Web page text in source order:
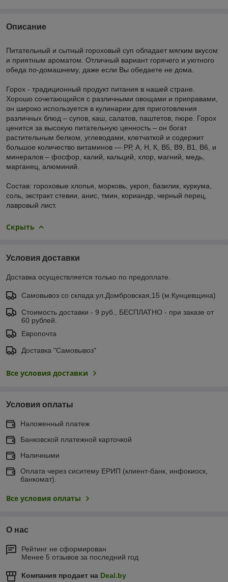
Описание
Питательный и сытный гороховый суп обладает мягким вкусом
и приятным ароматом. Отличный вариант горячего и уютного
обеда по-домашнему, даже если Вы обедаете не дома.
Горох - традиционный продукт питания в нашей стране.
Хорошо сочетающийся с различными овощами и приправами,
он широко используется в кулинарии для приготовления
различных блюд – супов, каш, салатов, паштетов, пюре. Горох
ценится за высокую питательную ценность – он богат
растительным белком, углеводами, клетчаткой и содержит
большое количество витаминов ― РР, А, Н, К, B5, B9, B1, B6, и
минералов – фосфор, калий, кальций, хлор, магний, медь,
марганец, алюминий.
Состав: гороховые хлопья, морковь, укроп, базилик, куркума,
соль, экстракт стевии, анис, тмин, кориандр, черный перец,
лавровый лист.
Скрыть
Условия доставки
Доставка осуществляется только по предоплате.
Самовывоз со склада.ул.Домбровская,15 (м.Кунцевщина)
Стоимость доставки - 9 руб., БЕСПЛАТНО - при заказе от
60 рублей.
Европочта
Доставка "Самовывоз"
Все условия доставки
Условия оплаты
Наложенный платеж
Банковской платежной карточкой
Наличными
Оплата через сиситему ЕРИП (клиент-банк, инфокиоск,
банкомат).
Все условия оплаты
О нас
Рейтинг не сформирован
Менее 5 отзывов за последний год
Компания продает на Deal.by